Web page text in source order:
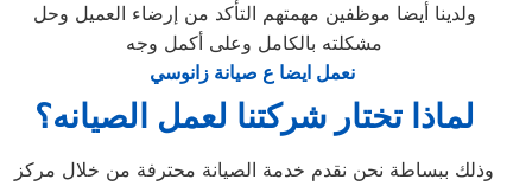
ولدينا أيضا موظفين مهمتهم التأكد من إرضاء العميل وحل
مشكلته بالكامل وعلى أكمل وجه
نعمل ايضا ع صيانة زانوسي
لماذا تختار شركتنا لعمل الصيانه؟
وذلك ببساطة نحن نقدم خدمة الصيانة محترفة من خلال مركز